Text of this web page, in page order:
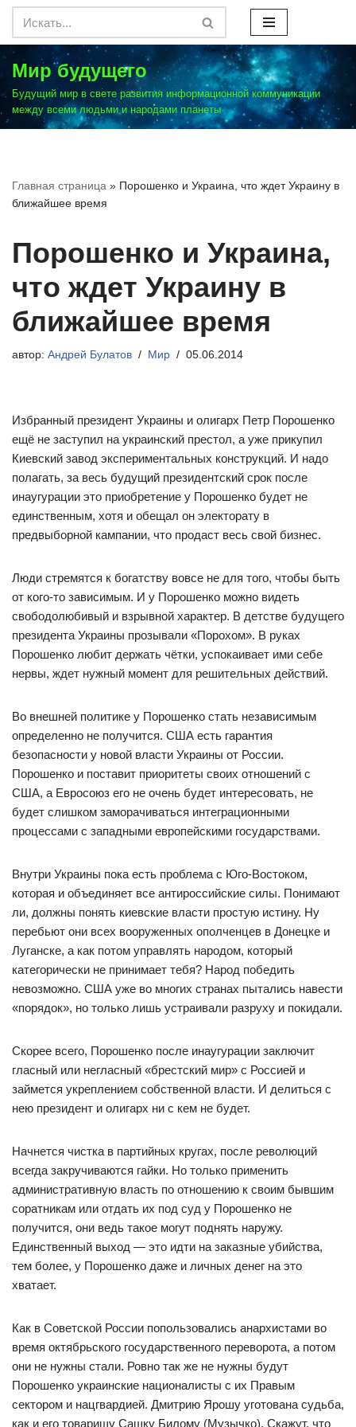
Перейти
к
содержимому
Мир будущего
Будущий мир в свете развития информационной коммуникации
между всеми людьми и народами планеты
Главная страница » Порошенко и Украина, что ждет Украину в
ближайшее время
Порошенко и Украина,
что ждет Украину в
ближайшее время
автор: Андрей Булатов Мир 05.06.2014
Избранный президент Украины и олигарх Петр Порошенко
ещё не заступил на украинский престол, а уже прикупил
Киевский завод экспериментальных конструкций. И надо
полагать, за весь будущий президентский срок после
инаугурации это приобретение у Порошенко будет не
единственным, хотя и обещал он электорату в
предвыборной кампании, что продаст весь свой бизнес.
Люди стремятся к богатству вовсе не для того, чтобы быть
от кого-то зависимым. И у Порошенко можно видеть
свободолюбивый и взрывной характер. В детстве будущего
президента Украины прозывали «Порохом». В руках
Порошенко любит держать чётки, успокаивает ими себе
нервы, ждет нужный момент для решительных действий.
Во внешней политике у Порошенко стать независимым
определенно не получится. США есть гарантия
безопасности у новой власти Украины от России.
Порошенко и поставит приоритеты своих отношений с
США, а Евросоюз его не очень будет интересовать, не
будет слишком заморачиваться интеграционными
процессами с западными европейскими государствами.
Внутри Украины пока есть проблема с Юго-Востоком,
которая и объединяет все антироссийские силы. Понимают
ли, должны понять киевские власти простую истину. Ну
перебьют они всех вооруженных ополченцев в Донецке и
Луганске, а как потом управлять народом, который
категорически не принимает тебя? Народ победить
невозможно. США уже во многих странах пытались навести
«порядок», но только лишь устраивали разруху и покидали.
Скорее всего, Порошенко после инаугурации заключит
гласный или негласный «брестский мир» с Россией и
займется укреплением собственной власти. И делиться с
нею президент и олигарх ни с кем не будет.
Начнется чистка в партийных кругах, после революций
всегда закручиваются гайки. Но только применить
административную власть по отношению к своим бывшим
соратникам или отдать их под суд у Порошенко не
получится, они ведь такое могут поднять наружу.
Единственный выход — это идти на заказные убийства,
тем более, у Порошенко даже и личных денег на это
хватает.
Как в Советской России попользовались анархистами во
время октябрьского государственного переворота, а потом
они не нужны стали. Ровно так же не нужны будут
Порошенко украинские националисты с их Правым
сектором и нацгвардией. Дмитрию Ярошу уготована судьба,
как и его товарищу Сашку Билому (Музычко). Скажут, что